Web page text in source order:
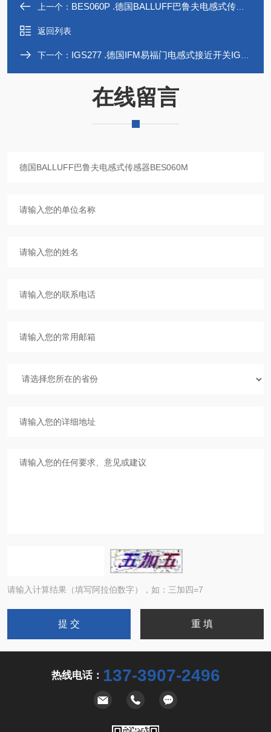
上一个： BES060P .德国BALLUFF巴鲁夫电感式传感器BES060P
返回列表
下一个： IGS277 .德国IFM易福门电感式接近开关IGS277
在线留言
请输入计算结果（填写阿拉伯数字），如：三加四=7
热线电话： 137-3907-2496